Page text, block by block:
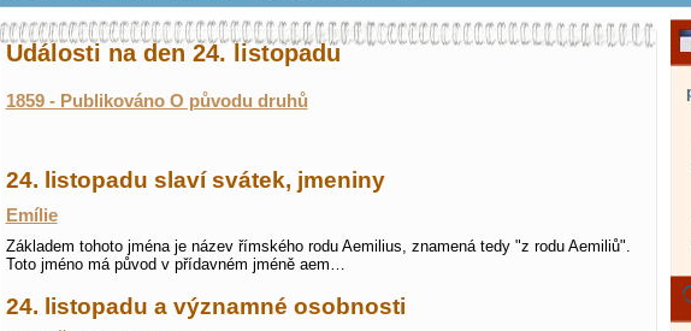
Události na den 24. listopadu
1859 - Publikováno O původu druhů
24. listopadu slaví svátek, jmeniny
Emílie
Základem tohoto jména je název římského rodu Aemilius, znamená tedy "z rodu Aemiliů".
Toto jméno má původ v přídavném jméně aem…
24. listopadu a významné osobnosti